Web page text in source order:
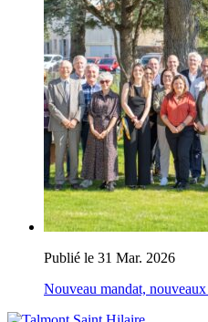
Publié le 31 Mar. 2026
Nouveau mandat,